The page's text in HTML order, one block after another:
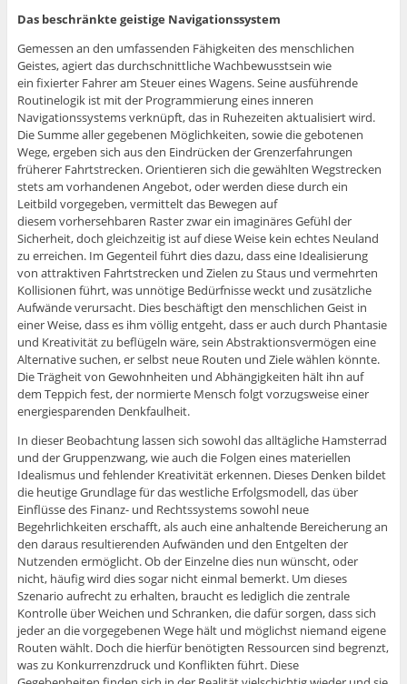
Das beschränkte geistige Navigationssystem
Gemessen an den umfassenden Fähigkeiten des menschlichen
Geistes, agiert das durchschnittliche Wachbewusstsein wie
ein fixierter Fahrer am Steuer eines Wagens. Seine ausführende
Routinelogik ist mit der Programmierung eines inneren
Navigationssystems verknüpft, das in Ruhezeiten aktualisiert wird.
Die Summe aller gegebenen Möglichkeiten, sowie die gebotenen
Wege, ergeben sich aus den Eindrücken der Grenzerfahrungen
früherer Fahrtstrecken. Orientieren sich die gewählten Wegstrecken
stets am vorhandenen Angebot, oder werden diese durch ein
Leitbild vorgegeben, vermittelt das Bewegen auf
diesem vorhersehbaren Raster zwar ein imaginäres Gefühl der
Sicherheit, doch gleichzeitig ist auf diese Weise kein echtes Neuland
zu erreichen. Im Gegenteil führt dies dazu, dass eine Idealisierung
von attraktiven Fahrtstrecken und Zielen zu Staus und vermehrten
Kollisionen führt, was unnötige Bedürfnisse weckt und zusätzliche
Aufwände verursacht. Dies beschäftigt den menschlichen Geist in
einer Weise, dass es ihm völlig entgeht, dass er auch durch Phantasie
und Kreativität zu beflügeln wäre, sein Abstraktionsvermögen eine
Alternative suchen, er selbst neue Routen und Ziele wählen könnte.
Die Trägheit von Gewohnheiten und Abhängigkeiten hält ihn auf
dem Teppich fest, der normierte Mensch folgt vorzugsweise einer
energiesparenden Denkfaulheit.
In dieser Beobachtung lassen sich sowohl das alltägliche Hamsterrad
und der Gruppenzwang, wie auch die Folgen eines materiellen
Idealismus und fehlender Kreativität erkennen. Dieses Denken bildet
die heutige Grundlage für das westliche Erfolgsmodell, das über
Einflüsse des Finanz- und Rechtssystems sowohl neue
Begehrlichkeiten erschafft, als auch eine anhaltende Bereicherung an
den daraus resultierenden Aufwänden und den Entgelten der
Nutzenden ermöglicht. Ob der Einzelne dies nun wünscht, oder
nicht, häufig wird dies sogar nicht einmal bemerkt. Um dieses
Szenario aufrecht zu erhalten, braucht es lediglich die zentrale
Kontrolle über Weichen und Schranken, die dafür sorgen, dass sich
jeder an die vorgegebenen Wege hält und möglichst niemand eigene
Routen wählt. Doch die hierfür benötigten Ressourcen sind begrenzt,
was zu Konkurrenzdruck und Konflikten führt. Diese